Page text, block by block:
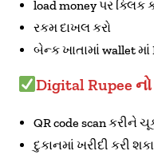
load money પર ક્લિક
રકમ દાખલ કરો
બેન્ક ખાતામાં wallet
Digital Rupee
QR code scan કરીને
દુકાનમાં ખરીદી કરી